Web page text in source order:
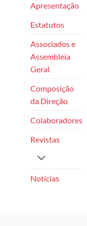
Apresentação
Estatutos
Associados e
Assembleia
Geral
Composição
da Direção
Colaboradores
Revistas
Notícias